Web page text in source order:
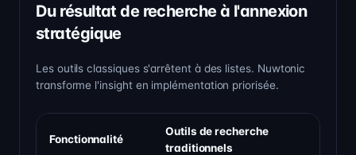
Du résultat de recherche à l'annexion
stratégique
Les outils classiques s'arrêtent à des listes. Nuwtonic
transforme l'insight en implémentation priorisée.
Fonctionnalité
Outils de recherche
traditionnels